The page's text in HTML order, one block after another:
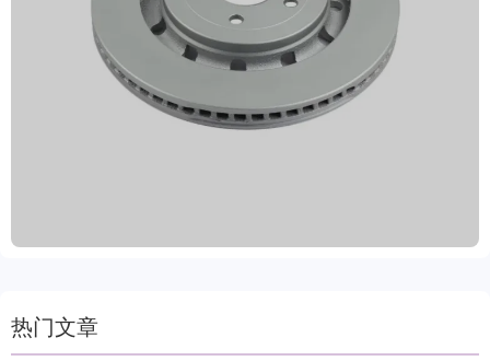
态平衡检测，确保制动性能精准稳定。表面经多重防
锈涂层处理，大幅提升抗腐蚀能力与使用寿命，保障
驾驶安全。严格执行IATF TS16949和R90 E-mark认
证，品质可靠，获得VCA COP国际质量审核认可。
莱州冠晫致力于为全球客户提供安全、高效、耐用的
热门文章